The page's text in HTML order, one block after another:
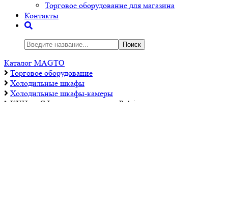
Торговое оборудование для магазина
Контакты
Поиск
Каталог MAGTO
Торговое оборудованиe
Холодильные шкафы
Холодильные шкафы-камеры
КХН со СФ пристенного типа Polair